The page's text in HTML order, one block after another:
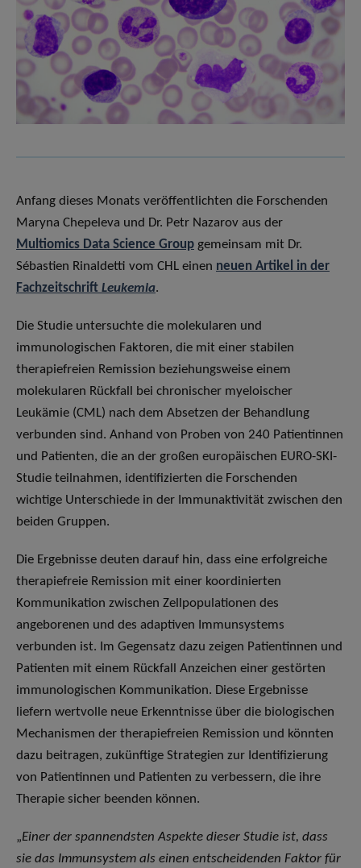
Anfang dieses Monats veröffentlichten die Forschenden
Maryna Chepeleva und Dr. Petr Nazarov aus der
Multiomics Data Science Group gemeinsam mit Dr.
Sébastien Rinaldetti vom CHL einen neuen Artikel in der
Fachzeitschrift Leukemia.
Die Studie untersuchte die molekularen und
immunologischen Faktoren, die mit einer stabilen
therapiefreien Remission beziehungsweise einem
molekularen Rückfall bei chronischer myeloischer
Leukämie (CML) nach dem Absetzen der Behandlung
verbunden sind. Anhand von Proben von 240 Patientinnen
und Patienten, die an der großen europäischen EURO-SKI-
Studie teilnahmen, identifizierten die Forschenden
wichtige Unterschiede in der Immunaktivität zwischen den
beiden Gruppen.
Die Ergebnisse deuten darauf hin, dass eine erfolgreiche
therapiefreie Remission mit einer koordinierten
Kommunikation zwischen Zellpopulationen des
angeborenen und des adaptiven Immunsystems
verbunden ist. Im Gegensatz dazu zeigen Patientinnen und
Patienten mit einem Rückfall Anzeichen einer gestörten
immunologischen Kommunikation. Diese Ergebnisse
liefern wertvolle neue Erkenntnisse über die biologischen
Mechanismen der therapiefreien Remission und könnten
dazu beitragen, zukünftige Strategien zur Identifizierung
von Patientinnen und Patienten zu verbessern, die ihre
Therapie sicher beenden können.
„Einer der spannendsten Aspekte dieser Studie ist, dass
sie das Immunsystem als einen entscheidenden Faktor für